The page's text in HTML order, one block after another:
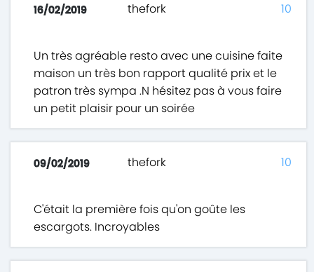
16/02/2019 thefork
Un très agréable resto avec une cuisine faite
maison un très bon rapport qualité prix et le
patron très sympa .N hésitez pas à vous faire
un petit plaisir pour un soirée
10
09/02/2019 thefork
C'était la première fois qu'on goûte les
escargots. Incroyables
10